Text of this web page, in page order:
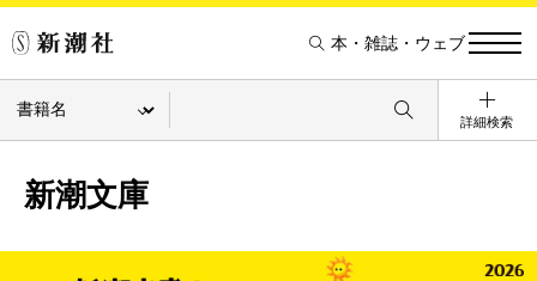
本・雑誌・ウェブ
詳細検索
新潮文庫